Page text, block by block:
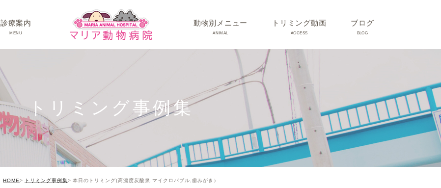
診療案内
MENU
動物別メニュー
ANIMAL
ネコちゃんの病気
うさぎちゃん･その他動物の病気
トリミング動画
ACCESS
ブログ
BLOG
うさぎ、ハムスター、小鳥、
モルモットなどについて
トリミング事例集
ホリスティック医療
トリミング事例集
HOME トリミング事例集 本日のトリミング(高濃度炭酸泉,マイクロバブル,歯みがき）